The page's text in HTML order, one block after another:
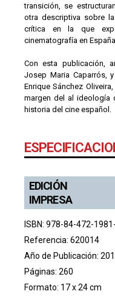
transición, se
otra descriptiva sobre
crítica en la que
cinematografía en España.
Con esta publicación,
Josep Maria Caparrós,
Enrique Sánchez
margen del al ideología
historia del cine español.
EDICIÓN
IMPRESA
ISBN: 978-84-472-
Referencia: 620014
Año de Publicación:
Páginas: 260
Formato: 17 x 24 cm